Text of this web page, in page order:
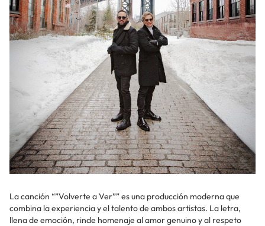
La canción “”Volverte a Ver”” es una producción moderna que
combina la experiencia y el talento de ambos artistas. La letra,
llena de emoción, rinde homenaje al amor genuino y al respeto